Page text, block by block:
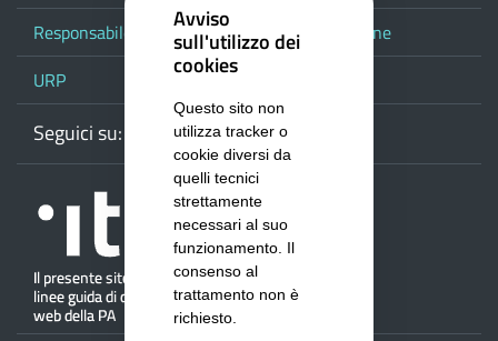
Responsabile del procedimento di pubblicazione
URP
Seguici su: WebmailFacebook
Youtube
Avviso
sull'utilizzo dei
cookies
Questo sito non
utilizza tracker o
cookie diversi da
quelli tecnici
strettamente
necessari al suo
funzionamento. Il
consenso al
trattamento non è
richiesto.